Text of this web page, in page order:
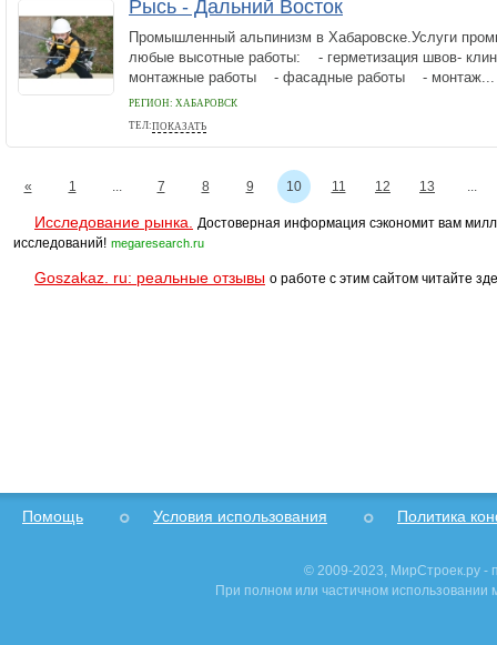
Рысь - Дальний Восток
Промышленный альпинизм в Хабаровске.Услуги
любые высотные работы: - герметизация швов-
монтажные работы - фасадные работы - монтаж...
РЕГИОН: ХАБАРОВСК
ТЕЛ:ПОКАЗАТЬ
(4212) 94-48-18, 8-924-404-48-18
« 1 ... 7 8 9 10 11 12 13 ...
Исследование рынка.
Достоверная информация сэкономит вам
исследований! megaresearch.ru
Goszakaz. ru: реальные отзывы о работе с этим сайтом читайте
Помощь Условия использования Политика
© 2009-2023, МирСтроек.ру -
При полном или частичном использовании